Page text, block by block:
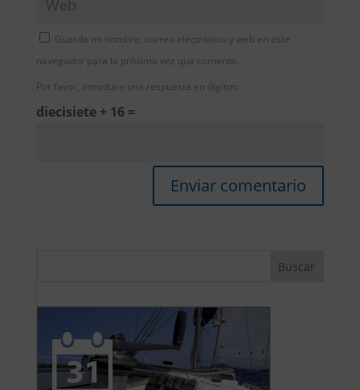
Guarda mi nombre, correo electrónico y web en este
navegador para la próxima vez que comente.
Por favor, introduce una respuesta en dígitos:
diecisiete + 16 =